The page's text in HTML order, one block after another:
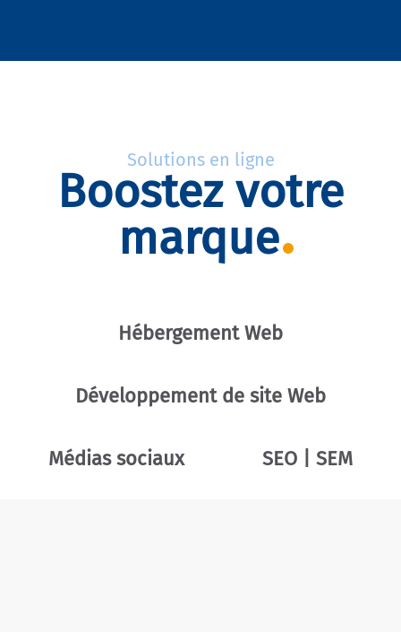
Solutions en ligne
Boostez votre
marque
Hébergement Web
Développement de site Web
Médias sociaux SEO | SEM